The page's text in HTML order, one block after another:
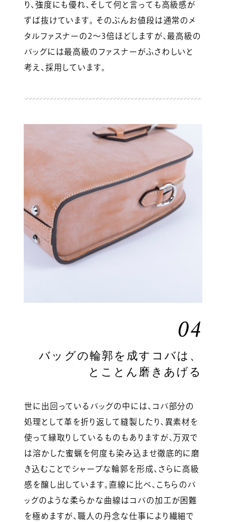
り、強度にも優れ、そして何と言っても高級感が
ずば抜けています。 そのぶんお値段は通常のメ
タルファスナーの2〜3倍ほどしますが、最高級の
バッグには最高級のファスナーがふさわしいと
考え、採用しています。
04
バッグの輪郭を成すコバは、
とことん磨きあげる
世に出回っているバッグの中には、コバ部分の
処理として革を折り返して縫製したり、異素材を
使って縁取りしているものもありますが、万双で
は溶かした蜜蝋を何度も染み込ませ徹底的に磨
き込むことでシャープな輪郭を形成、さらに高級
感を醸し出しています。直線に比べ、こちらのバ
ッグのような柔らかな曲線はコバの加工が困難
を極めますが、職人の丹念な仕事により繊細で